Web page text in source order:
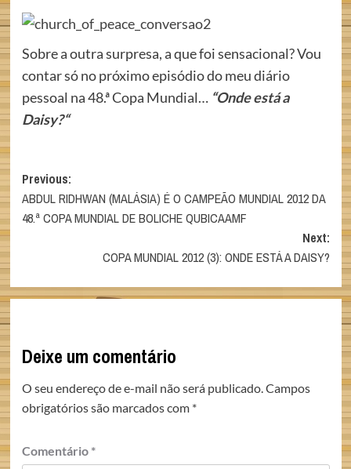
Sobre a outra surpresa, a que foi sensacional? Vou
contar só no próximo episódio do meu diário
pessoal na 48.ª Copa Mundial… “Onde está a
Daisy?“
Post
navigation
Previous:
ABDUL RIDHWAN (MALÁSIA) É O CAMPEÃO MUNDIAL 2012 DA
48.ª COPA MUNDIAL DE BOLICHE QUBICAAMF
Next:
COPA MUNDIAL 2012 (3): ONDE ESTÁ A DAISY?
Deixe um comentário
O seu endereço de e-mail não será publicado.Campos
obrigatórios são marcados com *
Comentário *